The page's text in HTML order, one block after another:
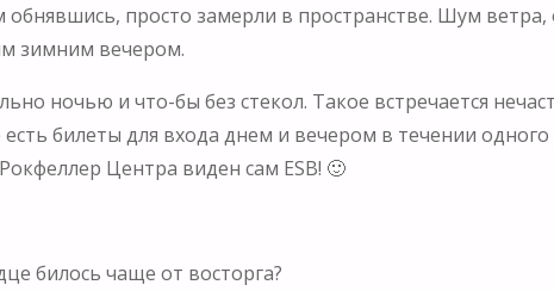
просто замерли в пространстве. Шум ветра,
зимним вечером.
ночью и что-бы без стекол. Такое встречается
билеты для входа днем и вечером в течении
Центра виден сам ESB! 🙂
билось чаще от восторга?